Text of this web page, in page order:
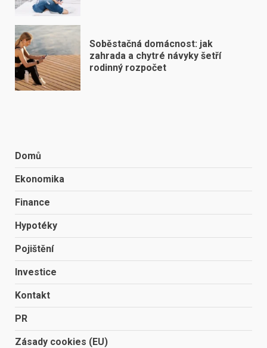
Soběstačná domácnost: jak
zahrada a chytré návyky šetří
rodinný rozpočet
Domů
Ekonomika
Finance
Hypotéky
Pojištění
Investice
Kontakt
PR
Zásady cookies (EU)